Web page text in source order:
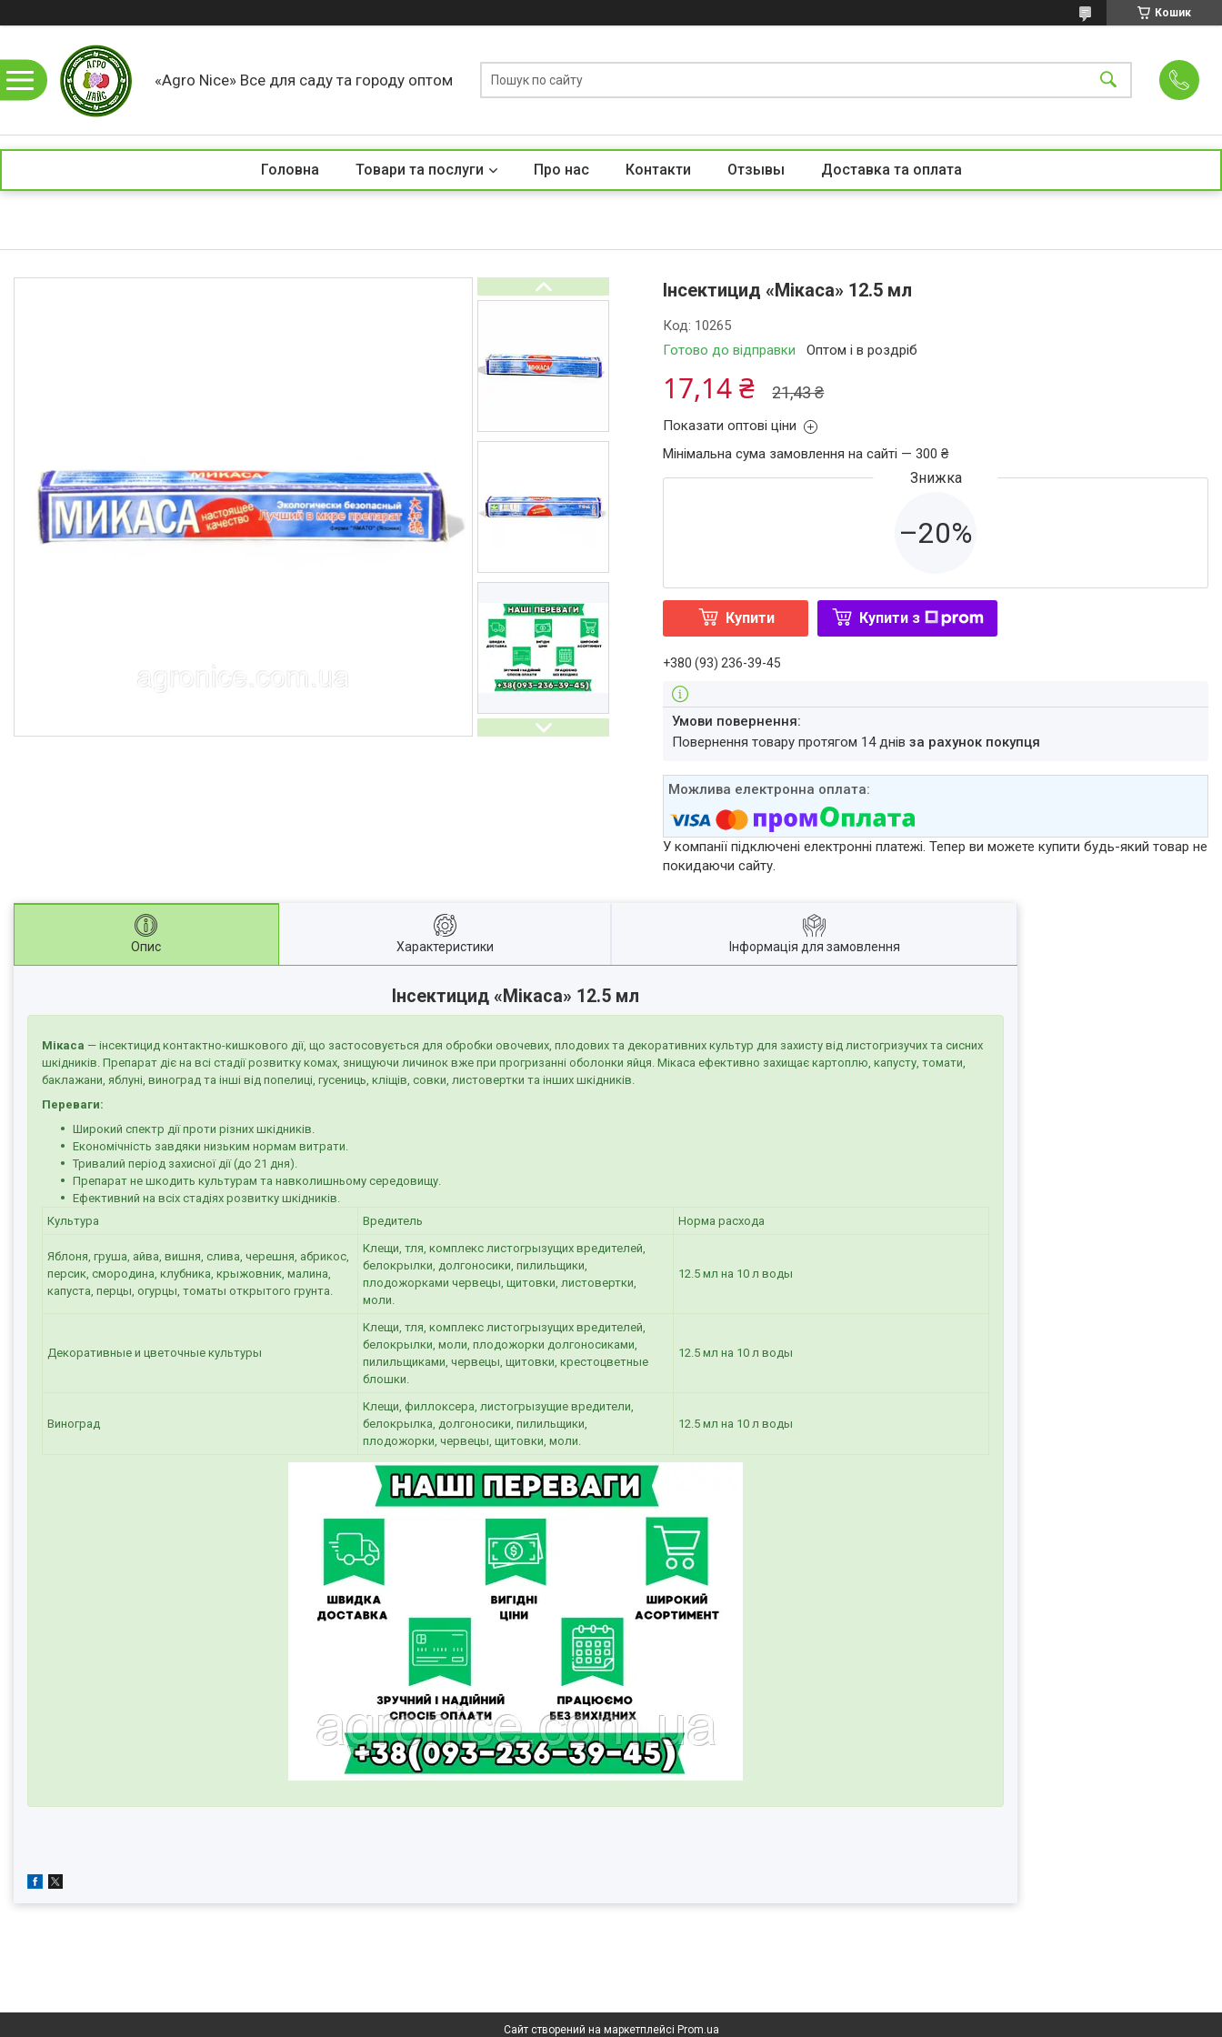
Кошик
«Agro Nice» Все для саду та городу оптом
Головна Товари та послуги Про нас Контакти Отзывы Доставка та оплата
Інсектицид «Мікаса» 12.5 мл
Готово до відправки Оптом і в роздріб
Код: 10265
21,43 ₴
17,14 ₴
Показати оптові ціни
Мінімальна сума замовлення на сайті — 300 ₴
–20%
Купити Купити з
+380 (93) 236-39-45
повернення товару протягом 14 днівза рахунок покупця
У компанії підключені електронні платежі. Тепер ви можете купити будь-який товар не
покидаючи сайту.
Опис Характеристики Інформація для замовлення
Інсектицид «Мікаса» 12.5 мл
Мікаса — інсектицид контактно-кишкового дії, що застосовується для обробки овочевих, плодових та декоративних культур для захисту від листогризучих та сисних
шкідників. Препарат діє на всі стадії розвитку комах, знищуючи личинок вже при прогризанні оболонки яйця. Мікаса ефективно захищає картоплю, капусту, томати,
баклажани, яблуні, виноград та інші від попелиці, гусениць, кліщів, совки, листовертки та інших шкідників.
Переваги:
Широкий спектр дії проти різних шкідників.
Економічність завдяки низьким нормам витрати.
Тривалий період захисної дії (до 21 дня).
Препарат не шкодить культурам та навколишньому середовищу.
Ефективний на всіх стадіях розвитку шкідників.
Культура
Вредитель Норма расхода
Яблоня, груша, айва, вишня, слива, черешня, абрикос,
персик, смородина, клубника, крыжовник, малина,
капуста, перцы, огурцы, томаты открытого грунта.
Клещи, тля, комплекс листогрызущих вредителей,
белокрылки, долгоносики, пилильщики,
плодожорками червецы, щитовки, листовертки,
моли.
12.5 мл на 10 л воды
Декоративные и цветочные культуры
Клещи, тля, комплекс листогрызущих вредителей,
белокрылки, моли, плодожорки долгоносиками,
пилильщиками, червецы, щитовки, крестоцветные
блошки.
12.5 мл на 10 л воды
Виноград
Клещи, филлоксера, листогрызущие вредители,
белокрылка, долгоносики, пилильщики,
плодожорки, червецы, щитовки, моли.
12.5 мл на 10 л воды
Сайт створений на маркетплейсі Prom.ua